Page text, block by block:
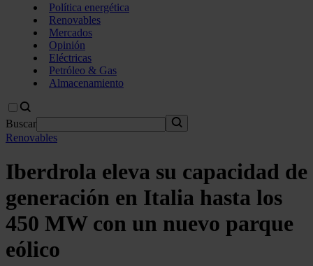
Política energética
Renovables
Mercados
Opinión
Eléctricas
Petróleo & Gas
Almacenamiento
Buscar
Renovables
Iberdrola eleva su capacidad de
generación en Italia hasta los
450 MW con un nuevo parque
eólico